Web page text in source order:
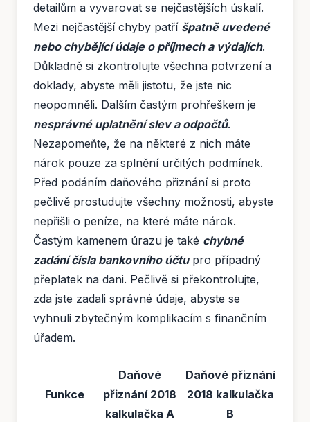
detailům a vyvarovat se nejčastějších úskalí.
Mezi nejčastější chyby patří špatně uvedené
nebo chybějící údaje o příjmech a výdajích.
Důkladně si zkontrolujte všechna potvrzení a
doklady, abyste měli jistotu, že jste nic
neopomněli. Dalším častým prohřeškem je
nesprávné uplatnění slev a odpočtů.
Nezapomeňte, že na některé z nich máte
nárok pouze za splnění určitých podmínek.
Před podáním daňového přiznání si proto
pečlivě prostudujte všechny možnosti, abyste
nepřišli o peníze, na které máte nárok.
Častým kamenem úrazu je také chybné
zadání čísla bankovního účtupro případný
přeplatek na dani. Pečlivě si překontrolujte,
zda jste zadali správné údaje, abyste se
vyhnuli zbytečným komplikacím s finančním
úřadem.
Funkce
Daňové
přiznání 2018
kalkulačka A
Daňové přiznání
2018 kalkulačka
B